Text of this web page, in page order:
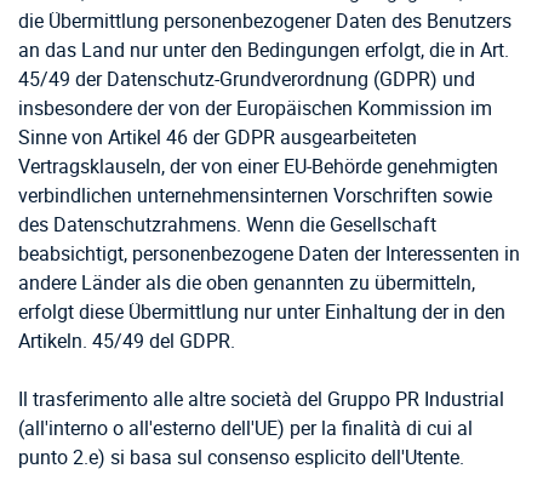
die Übermittlung personenbezogener Daten des Benutzers
an das Land nur unter den Bedingungen erfolgt, die in Art.
45/49 der Datenschutz-Grundverordnung (GDPR) und
insbesondere der von der Europäischen Kommission im
Sinne von Artikel 46 der GDPR ausgearbeiteten
Vertragsklauseln, der von einer EU-Behörde genehmigten
verbindlichen unternehmensinternen Vorschriften sowie
des Datenschutzrahmens. Wenn die Gesellschaft
beabsichtigt, personenbezogene Daten der Interessenten in
andere Länder als die oben genannten zu übermitteln,
erfolgt diese Übermittlung nur unter Einhaltung der in den
Artikeln. 45/49 del GDPR.
Il trasferimento alle altre società del Gruppo PR Industrial
(all'interno o all'esterno dell'UE) per la finalità di cui al
punto 2.e) si basa sul consenso esplicito dell'Utente.